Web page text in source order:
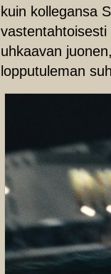
kuin kollegansa
uhkaavan
lopputuleman